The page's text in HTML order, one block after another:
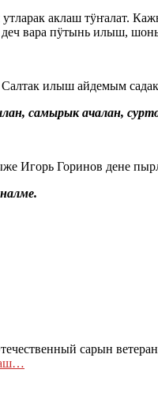
аклаш тӱҥалат.
вара пӱтынь илыш,
илыш айдемым
самырык ачалан,
Игорь Горинов дене
сарын